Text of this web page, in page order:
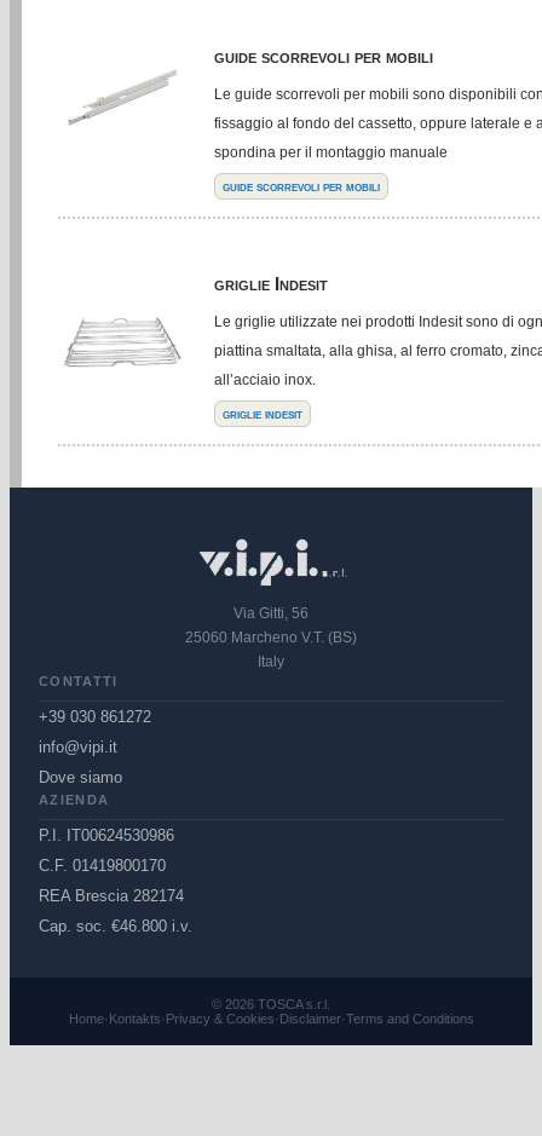
guide scorrevoli per mobili
Le guide scorrevoli per mobili sono disponibili
fissaggio al fondo del cassetto, oppure laterale e
spondina per il montaggio manuale
guide scorrevoli per mobili
griglie Indesit
Le griglie utilizzate nei prodotti Indesit sono di
piattina smaltata, alla ghisa, al ferro cromato,
all’acciaio inox.
griglie indesit
Via Gitti, 56
25060 Marcheno V.T. (BS)
Italy
CONTATTI
+39 030 861272
info@vipi.it
Dove siamo
AZIENDA
P.I. IT00624530986
C.F. 01419800170
REA Brescia 282174
Cap. soc. €46.800 i.v.
© 2026 TOSCA s.r.l.
Home·Kontakts·Privacy & Cookies·Disclaimer·Terms and Conditions